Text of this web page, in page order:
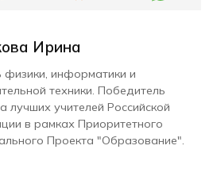
Ирина
физики, информатики и
техники. Победитель
лучших учителей Российской
в рамках Приоритетного
Проекта "Образование".